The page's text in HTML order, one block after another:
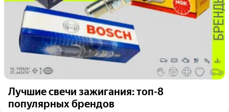
Лучшие свечи зажигания: топ-8
популярных брендов